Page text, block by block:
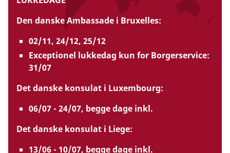
the Embassy's official website:
The Danish
Embassy in Brussels / Mandatory documents
Please note : The Danish Embassy acts solely
as an assisting intermediary and has no
influence on the case processing.
Updated:07 January 2026
Den danske Ambassade i Bruxelles:
02/11, 24/12, 25/12
Exceptionel lukkedag kun for Borgerservice:
31/07
Det danske konsulat i Luxembourg:
06/07 - 24/07, begge dage inkl.
Det danske konsulat i Liege:
13/06 - 10/07, begge dage inkl.